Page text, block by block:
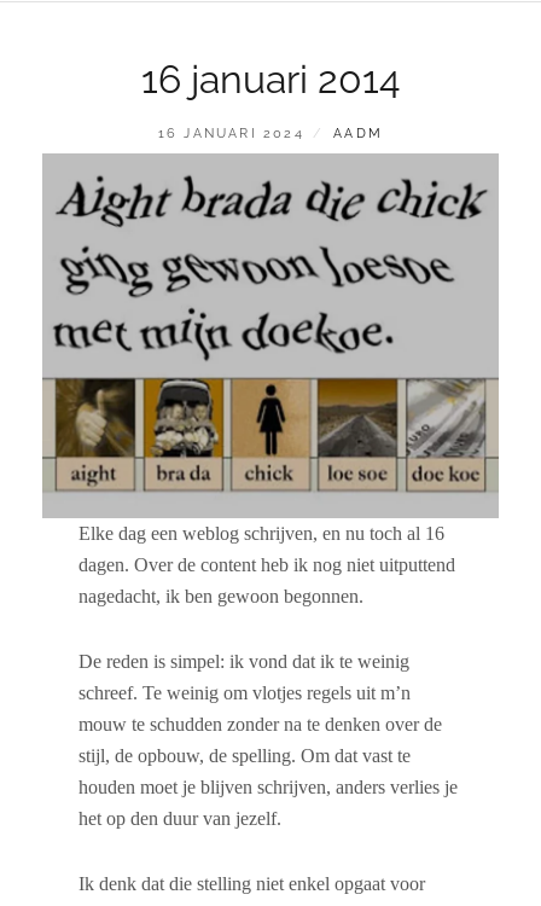
16 januari 2014
GEPLAATST
OP
16 JANUARI 2024 BY
AADM
Elke dag een weblog schrijven, en nu toch al 16
dagen. Over de content heb ik nog niet uitputtend
nagedacht, ik ben gewoon begonnen.
De reden is simpel: ik vond dat ik te weinig
schreef. Te weinig om vlotjes regels uit m’n
mouw te schudden zonder na te denken over de
stijl, de opbouw, de spelling. Om dat vast te
houden moet je blijven schrijven, anders verlies je
het op den duur van jezelf.
Ik denk dat die stelling niet enkel opgaat voor